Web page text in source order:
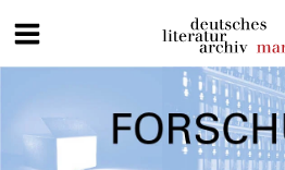
Deutsches
Literaturarchiv
Marbach